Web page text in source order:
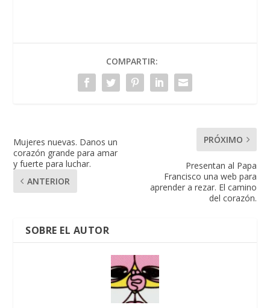
COMPARTIR:
Mujeres nuevas. Danos un
corazón grande para amar
y fuerte para luchar.
ANTERIOR
PRÓXIMO
Presentan al Papa
Francisco una web para
aprender a rezar. El camino
del corazón.
SOBRE EL AUTOR